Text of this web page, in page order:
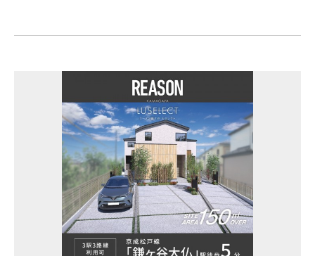
都営大江戸線
東京メトロ副都心線
京王井の頭線
千葉都市モノレール